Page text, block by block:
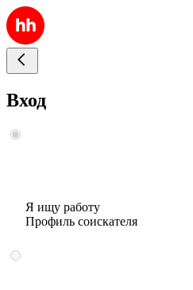
Вход
Я ищу работу
Профиль соискателя